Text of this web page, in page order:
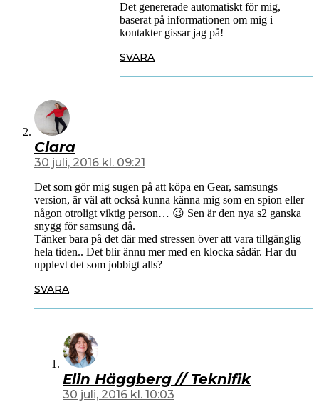
Det genererade automatiskt för mig,
baserat på informationen om mig i
kontakter gissar jag på!
SVARA
Clara
30 juli, 2016 kl. 09:21
Det som gör mig sugen på att köpa en Gear, samsungs
version, är väl att också kunna känna mig som en spion eller
någon otroligt viktig person… 😉 Sen är den nya s2 ganska
snygg för samsung då.
Tänker bara på det där med stressen över att vara tillgänglig
hela tiden.. Det blir ännu mer med en klocka sådär. Har du
upplevt det som jobbigt alls?
SVARA
Elin Häggberg // Teknifik
30 juli, 2016 kl. 10:03